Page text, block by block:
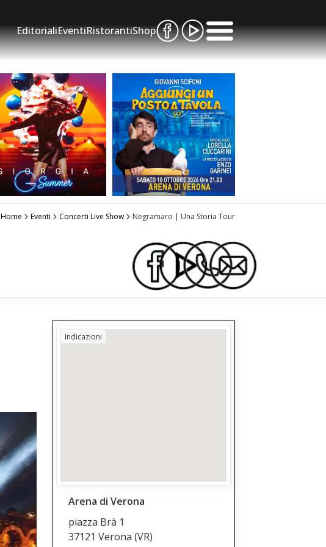
EditorialiEventiRistorantiShop
Home Eventi Concerti Live Show Negramaro | Una Storia Tour
Indicazioni
Arena di Verona
piazza Brà 1
37121 Verona (VR)